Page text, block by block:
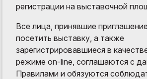
регистрации на выставочной
Все лица, принявшие
посетить выставку, а также
зарегистрировавшиеся в
режиме on-line, соглашаются с
Правилами и обязуются